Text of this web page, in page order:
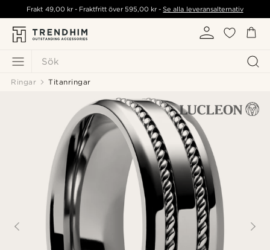
Sök
Frakt 49,00 kr- Fraktfritt över595,00 kr -Se alla leveransalternativ
Ringar Titanringar